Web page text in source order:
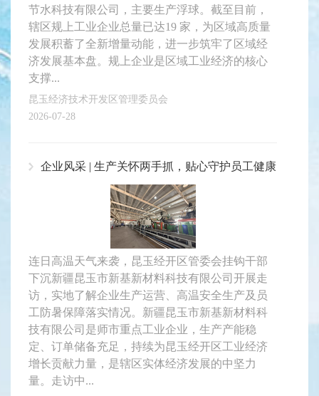
节水科技有限公司，主要生产浮球。截至目前，
辖区规上工业企业总量已达19 家，为区域高质量
发展积蓄了全新增量动能，进一步筑牢了区域经
济发展基本盘。规上企业是区域工业经济的核心
支撑...
昆玉经济技术开发区管理委员会
2026-07-28
企业风采 | 生产关怀两手抓，贴心守护员工健康
连日高温天气来袭，昆玉经开区管委会挂钩干部
下沉新疆昆玉市新基新材料科技有限公司开展走
访，实地了解企业生产运营、高温安全生产及员
工防暑保障落实情况。新疆昆玉市新基新材料科
技有限公司是师市重点工业企业，生产产能稳
定、订单储备充足，持续为昆玉经开区工业经济
增长贡献力量，是辖区实体经济发展的中坚力
量。走访中...